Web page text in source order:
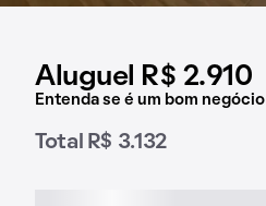
Aluguel R$ 2.910
Entenda se é um bom negócio
Total R$ 3.132